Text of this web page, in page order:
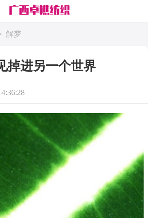
解梦
掉进另一个世界